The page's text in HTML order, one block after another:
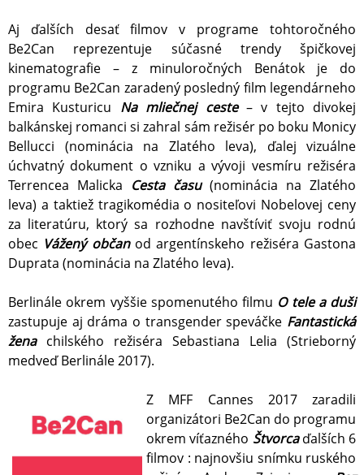
Aj ďalších desať filmov v programe tohtoročného
Be2Can reprezentuje súčasné trendy špičkovej
kinematografie – z minuloročných Benátok je do
programu Be2Can zaradený posledný film legendárneho
Emira Kusturicu Na mliečnej ceste– v tejto divokej
balkánskej romanci si zahral sám režisér po boku Monicy
Bellucci (nominácia na Zlatého leva), ďalej vizuálne
úchvatný dokument o vzniku a vývoji vesmíru režiséra
Terrencea Malicka Cesta času(nominácia na Zlatého
leva) a taktiež tragikomédia o nositeľovi Nobelovej ceny
za literatúru, ktorý sa rozhodne navštíviť svoju rodnú
obec Vážený občanod argentínskeho režiséra Gastona
Duprata (nominácia na Zlatého leva).
Berlinále okrem vyššie spomenutého filmu O tele a duši
zastupuje aj dráma o transgender speváčke Fantastická
ženachilského režiséra Sebastiana Lelia (Strieborný
medveď Berlinále 2017).
Z MFF Cannes 2017 zaradili
organizátori Be2Can do programu
okrem víťazného Štvorcaďalších 6
filmov : najnovšiu snímku ruského